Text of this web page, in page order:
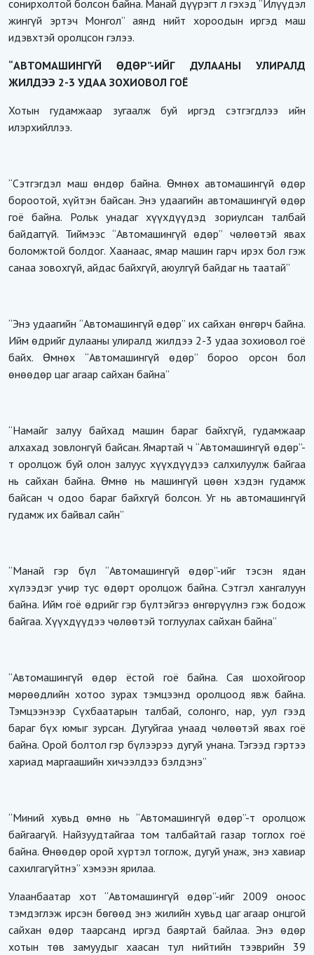
сонирхолтой болсон байна. Манай дүүрэгт л гэхэд “Илүүдэл
жингүй эртэч Монгол” аянд нийт хороодын иргэд маш
идэвхтэй оролцсон гэлээ.
“АВТОМАШИНГҮЙ ӨДӨР”-ИЙГ ДУЛААНЫ УЛИРАЛД
ЖИЛДЭЭ 2-3 УДАА ЗОХИОВОЛ ГОЁ
Хотын гудамжаар зугаалж буй иргэд сэтгэгдлээ ийн
илэрхийллээ.
“Сэтгэгдэл маш өндөр байна. Өмнөх автомашингүй өдөр
бороотой, хүйтэн байсан. Энэ удаагийн автомашингүй өдөр
гоё байна. Рольк унадаг хүүхдүүдэд зориулсан талбай
байдаггүй. Тиймээс “Автомашингүй өдөр” чөлөөтэй явах
боломжтой болдог. Хаанаас, ямар машин гарч ирэх бол гэж
санаа зовохгүй, айдас байхгүй, аюулгүй байдаг нь таатай”
“Энэ удаагийн “Автомашингүй өдөр” их сайхан өнгөрч байна.
Ийм өдрийг дулааны улиралд жилдээ 2-3 удаа зохиовол гоё
байх. Өмнөх “Автомашингүй өдөр” бороо орсон бол
өнөөдөр цаг агаар сайхан байна”
“Намайг залуу байхад машин бараг байхгүй, гудамжаар
алхахад зовлонгүй байсан. Ямартай ч “Автомашингүй өдөр”-
т оролцож буй олон залуус хүүхдүүдээ салхилуулж байгаа
нь сайхан байна. Өмнө нь машингүй цөөн хэдэн гудамж
байсан ч одоо бараг байхгүй болсон. Уг нь автомашингүй
гудамж их байвал сайн”
“Манай гэр бүл “Автомашингүй өдөр”-ийг тэсэн ядан
хүлээдэг учир тус өдөрт оролцож байна. Сэтгэл хангалуун
байна. Ийм гоё өдрийг гэр бүлтэйгээ өнгөрүүлнэ гэж бодож
байгаа. Хүүхдүүдээ чөлөөтэй тоглуулах сайхан байна”
“Автомашингүй өдөр ёстой гоё байна. Сая шохойгоор
мөрөөдлийн хотоо зурах тэмцээнд оролцоод явж байна.
Тэмцээнээр Сүхбаатарын талбай, солонго, нар, уул гээд
бараг бүх юмыг зурсан. Дугуйгаа унаад чөлөөтэй явах гоё
байна. Орой болтол гэр бүлээрээ дугуй унана. Тэгээд гэртээ
хариад маргаашийн хичээлдээ бэлдэнэ”
“Миний хувьд өмнө нь “Автомашингүй өдөр”-т оролцож
байгаагүй. Найзуудтайгаа том талбайтай газар тоглох гоё
байна. Өнөөдөр орой хүртэл тоглож, дугуй унаж, энэ хавиар
сахилгагүйтнэ” хэмээн ярилаа.
Улаанбаатар хот “Автомашингүй өдөр”-ийг 2009 оноос
тэмдэглэж ирсэн бөгөөд энэ жилийн хувьд цаг агаар онцгой
сайхан өдөр таарсанд иргэд баяртай байлаа. Энэ өдөр
хотын төв замуудыг хаасан тул нийтийн тээврийн 39